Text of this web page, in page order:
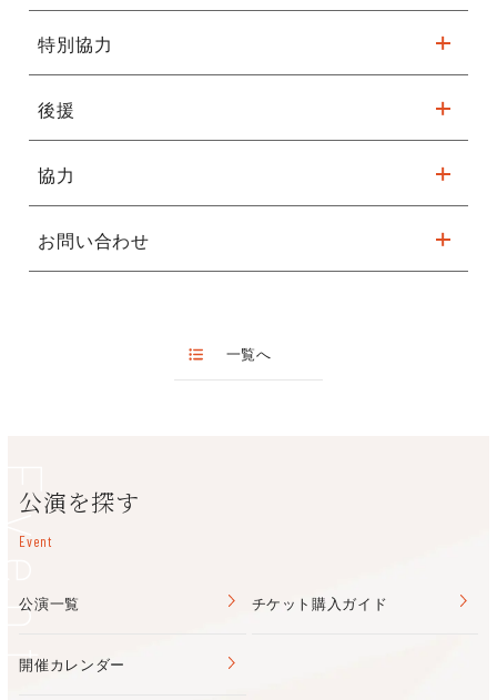
※sacayメイトの無料登録が必要です。
②窓口で購入
販売時間 ：9:00～20:00
休館日：第1・3月曜(祝日の場合は開館)、年末年始、臨時休館あ
り
バレエマイム講座 ほか
野間バレエ団
特別協力
フェニーチェ堺（公益財団法人 堺市文化振興財団）
後援
堺市、堺商工会議所、公益財団法人関西・大阪２１世紀協会、堺
市文化団体連絡協議会
協力
SBF堺バレエフォーラム
お問い合わせ
一覧へ
公演を探す
Event
公演一覧 チケット購入ガイド
開催カレンダー